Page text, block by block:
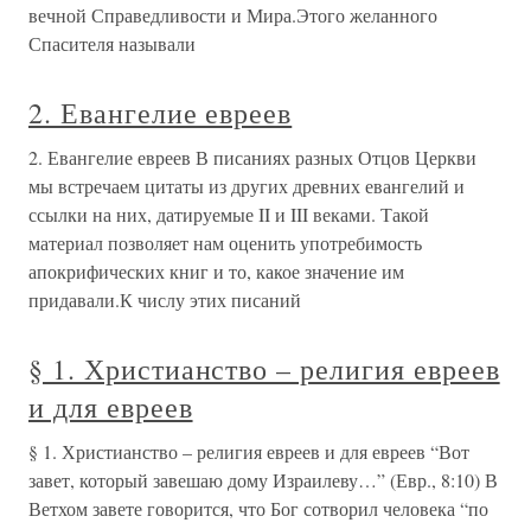
вечной Справедливости и Мира.Этого желанного
Спасителя называли
2. Евангелие евреев
2. Евангелие евреев В писаниях разных Отцов Церкви
мы встречаем цитаты из других древних евангелий и
ссылки на них, датируемые II и III веками. Такой
материал позволяет нам оценить употребимость
апокрифических книг и то, какое значение им
придавали.К числу этих писаний
§ 1. Христианство – религия евреев
и для евреев
§ 1. Христианство – религия евреев и для евреев “Вот
завет, который завешаю дому Израилеву…” (Евр., 8:10) В
Ветхом завете говорится, что Бог сотворил человека “по